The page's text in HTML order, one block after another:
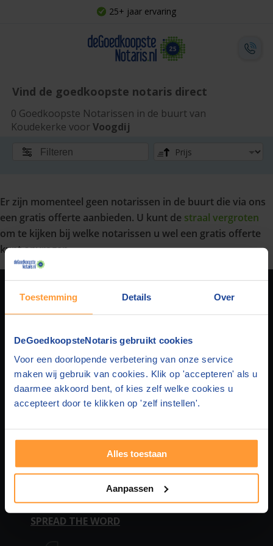
Toestemming Details Over
DeGoedkoopsteNotaris gebruikt cookies
Voor een doorlopende verbetering van onze service
maken wij gebruik van cookies. Klik op 'accepteren' als u
daarmee akkoord bent, of kies zelf welke cookies u
accepteert door te klikken op 'zelf instellen'.
Alles toestaan
Aanpassen
25+ jaar ervaring
Vind de goedkoopste notaris direct
0 Goedkoopste Notarissen in de buurt van
Koudekerke voorVoogdij
Filteren
Er zijn momenteel geen notarissen in de buurt die via ons
een gratis offerte aanbieden. U kunt de straal vergroten
om te kijken bij welke notarissen u wel een gratis offerte
kunt opvragen.
Over ons
Privacy
Disclaimer
In de media
HUIS & HYPOTHEEK
Hypotheek en Levering
Hypotheek en Samenlevingscontract
Leveringsakte
FAMILIEZAKEN
Levenstestament
Levenstestament 2 personen
Stichting oprichten
Statutenwijziging
Over huis en hypotheek
Over persoon en familie
VEELGESTELDE VRAGEN
Vragen huis en hypotheek
SPREAD THE WORD